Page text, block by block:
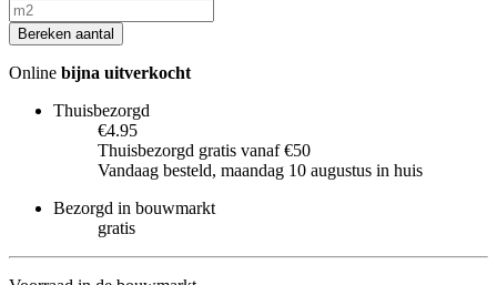
Bereken aantal
Online bijna uitverkocht
Thuisbezorgd
€4.95
Thuisbezorgd gratis vanaf €50
Vandaag besteld, maandag 10 augustus in huis
Bezorgd in bouwmarkt
gratis